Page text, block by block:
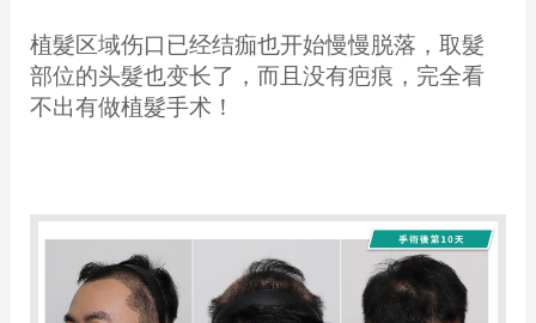
植髮区域伤口已经结痂也开始慢慢脱落，取髮
部位的头髮也变长了，而且没有疤痕，完全看
不出有做植髮手术！